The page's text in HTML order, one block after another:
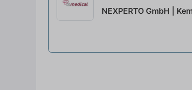
NEXPERTO GmbH |